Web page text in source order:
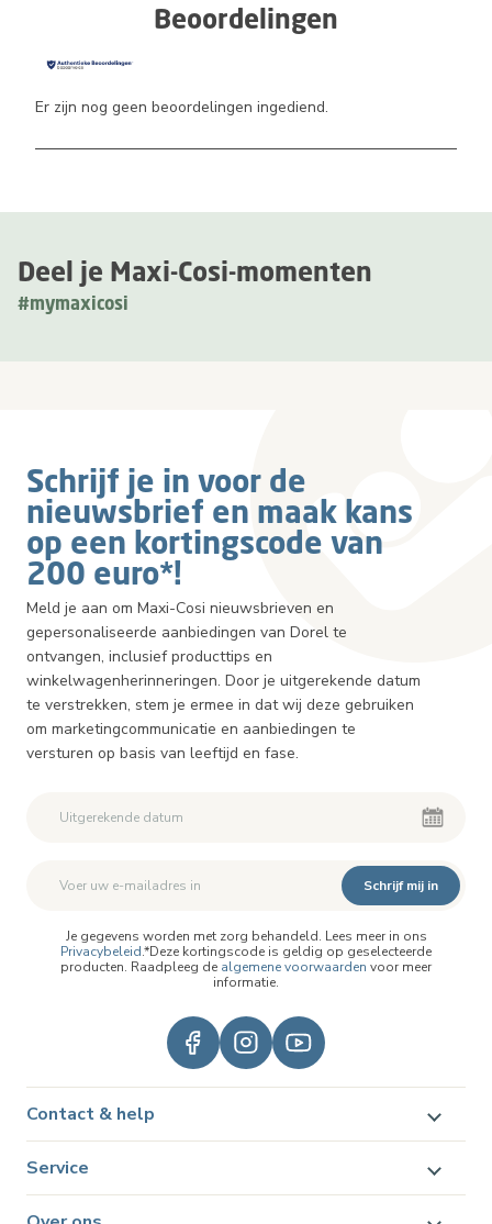
Deel je Maxi-Cosi-momenten
#mymaxicosi
Beoordelingen
Er zijn nog geen beoordelingen ingediend.
Schrijf je in voor de
nieuwsbrief en maak kans
op een kortingscode van
200 euro*!
Meld je aan om Maxi-Cosi nieuwsbrieven en
gepersonaliseerde aanbiedingen van Dorel te
ontvangen, inclusief producttips en
winkelwagenherinneringen. Door je uitgerekende datum
te verstrekken, stem je ermee in dat wij deze gebruiken
om marketingcommunicatie en aanbiedingen te
versturen op basis van leeftijd en fase.
Schrijf mij in
Je gegevens worden met zorg behandeld. Lees meer in ons
Privacybeleid.*Deze kortingscode is geldig op geselecteerde
producten. Raadpleeg de algemene voorwaarden voor meer
informatie.
Contact & help
Service